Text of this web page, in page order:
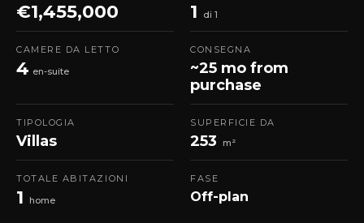
€1,455,000 1 di 1
CAMERE DA LETTO
4 en-suite
CONSEGNA
~25 mo from
purchase
TIPOLOGIA
Villas
SUPERFICIE DA
253 m²
TOTALE ABITAZIONI
1 home
FASE
Off-plan